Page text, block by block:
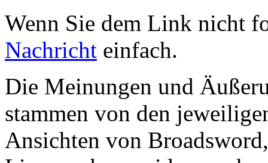
Wenn Sie dem Link nicht
Nachricht einfach.
Die Meinungen und
stammen von den
Ansichten von